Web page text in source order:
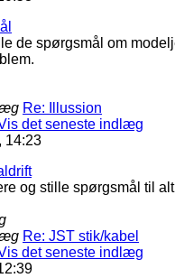
de spørgsmål om
Re: Illussion
det seneste indlæg
14:23
og stille spørgsmål til
Re: JST stik/kabel
det seneste indlæg